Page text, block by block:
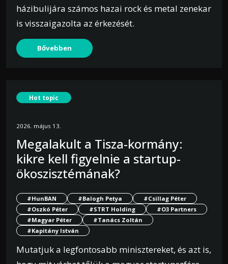
házibulijára számos hazai rock és metal zenekar
is visszaigazolta az érkezését.
Bővebben
Hot topic
2026. május 13.
Megalakult a Tisza-kormány:
kikre kell figyelnie a startup-
ökoszisztémának?
#HunBAN #Balogh Petya
#Csillag Péter
#Oszkó Péter
#STRT Holding
#O3 Partners
#Magyar Péter
#Tanács Zoltán
#Kapitány István
Mutatjuk a legfontosabb minisztereket, és azt is,